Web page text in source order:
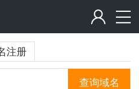
注册
查询域名